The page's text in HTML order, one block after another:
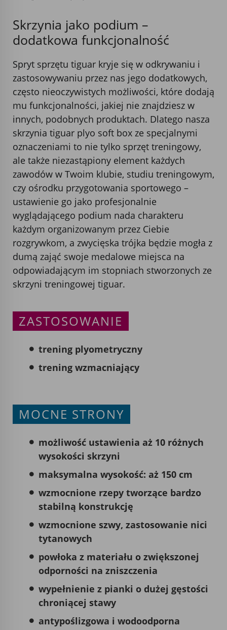
Skrzynia jako podium –
dodatkowa funkcjonalność
Spryt sprzętu tiguar kryje się w odkrywaniu i
zastosowywaniu przez nas jego dodatkowych,
często nieoczywistych możliwości, które dodają
mu funkcjonalności, jakiej nie znajdziesz w
innych, podobnych produktach. Dlatego nasza
skrzynia tiguar plyo soft box ze specjalnymi
oznaczeniami to nie tylko sprzęt treningowy,
ale także niezastąpiony element każdych
zawodów w Twoim klubie, studiu treningowym,
czy ośrodku przygotowania sportowego –
ustawienie go jako profesjonalnie
wyglądającego podium nada charakteru
każdym organizowanym przez Ciebie
rozgrywkom, a zwycięska trójka będzie mogła z
dumą zająć swoje medalowe miejsca na
odpowiadającym im stopniach stworzonych ze
skrzyni treningowej tiguar.
ZASTOSOWANIE
trening plyometryczny
trening wzmacniający
MOCNE STRONY
możliwość ustawienia aż 10 różnych
wysokości skrzyni
maksymalna wysokość: aż 150 cm
wzmocnione rzepy tworzące bardzo
stabilną konstrukcję
wzmocnione szwy, zastosowanie nici
tytanowych
powłoka z materiału o zwiększonej
odporności na zniszczenia
wypełnienie z pianki o dużej gęstości
chroniącej stawy
antypoślizgowa i wodoodporna